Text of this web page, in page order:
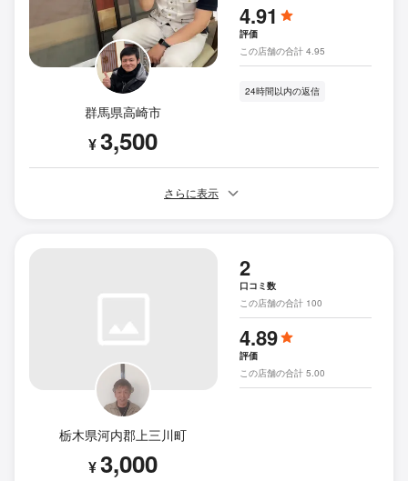
群馬県高崎市
¥3,500
4.91
評価
この店舗の合計 4.95
24時間以内の返信
さらに表示
栃木県河内郡上三川町
¥3,000
2
口コミ数
この店舗の合計 100
4.89
評価
この店舗の合計 5.00